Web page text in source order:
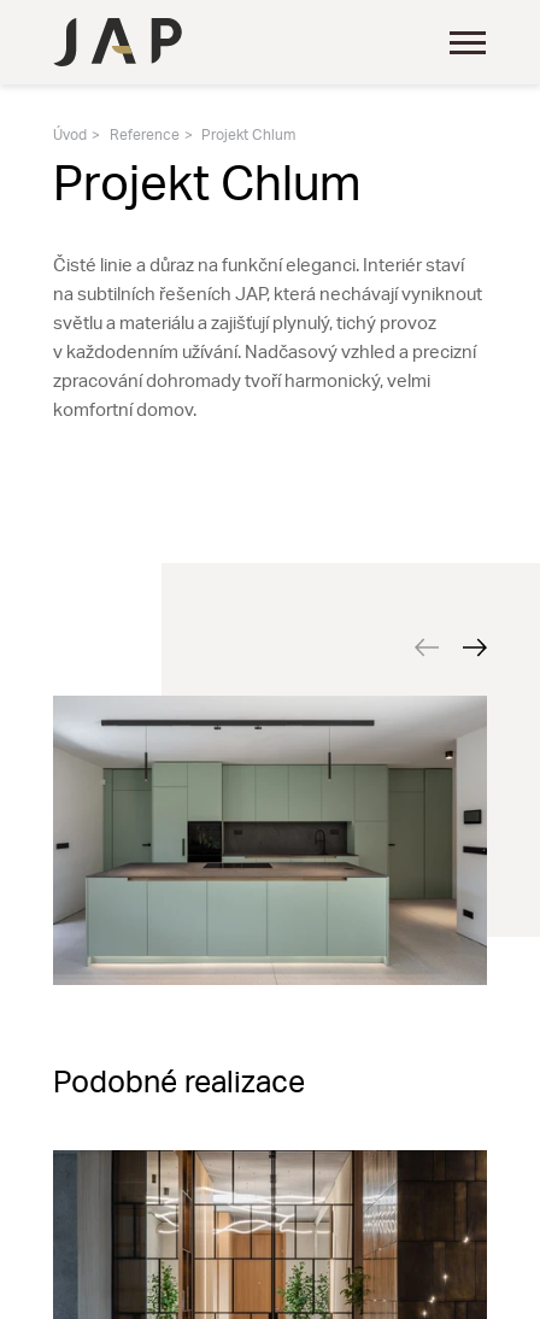
Úvod Reference Projekt Chlum
Projekt Chlum
Čisté linie a důraz na funkční eleganci. Interiér staví
na subtilních řešeních JAP, která nechávají vyniknout
světlu a materiálu a zajišťují plynulý, tichý provoz
v každodenním užívání. Nadčasový vzhled a precizní
zpracování dohromady tvoří harmonický, velmi
komfortní domov.
Podobné realizace